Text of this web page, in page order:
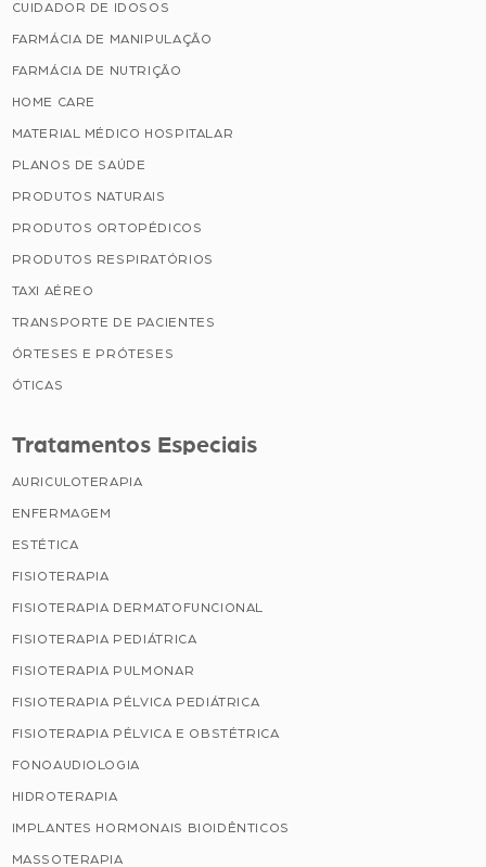
CUIDADOR DE IDOSOS
FARMÁCIA DE MANIPULAÇÃO
FARMÁCIA DE NUTRIÇÃO
HOME CARE
MATERIAL MÉDICO HOSPITALAR
PLANOS DE SAÚDE
PRODUTOS NATURAIS
PRODUTOS ORTOPÉDICOS
PRODUTOS RESPIRATÓRIOS
TAXI AÉREO
TRANSPORTE DE PACIENTES
ÓRTESES E PRÓTESES
ÓTICAS
Tratamentos Especiais
AURICULOTERAPIA
ENFERMAGEM
ESTÉTICA
FISIOTERAPIA
FISIOTERAPIA DERMATOFUNCIONAL
FISIOTERAPIA PEDIÁTRICA
FISIOTERAPIA PULMONAR
FISIOTERAPIA PÉLVICA PEDIÁTRICA
FISIOTERAPIA PÉLVICA E OBSTÉTRICA
FONOAUDIOLOGIA
HIDROTERAPIA
IMPLANTES HORMONAIS BIOIDÊNTICOS
MASSOTERAPIA